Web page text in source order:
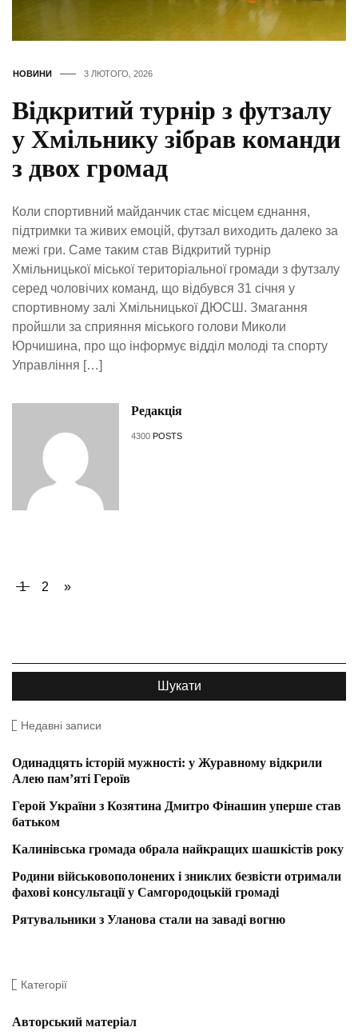
НОВИНИ 3 ЛЮТОГО, 2026
Відкритий турнір з футзалу
у Хмільнику зібрав команди
з двох громад
Коли спортивний майданчик стає місцем єднання,
підтримки та живих емоцій, футзал виходить далеко за
межі гри. Саме таким став Відкритий турнір
Хмільницької міської територіальної громади з футзалу
серед чоловічих команд, що відбувся 31 січня у
спортивному залі Хмільницької ДЮСШ. Змагання
пройшли за сприяння міського голови Миколи
Юрчишина, про що інформує відділ молоді та спорту
Управління […]
Редакція
4300 POSTS
1 2 »
Недавні записи
Одинадцять історій мужності: у Журавному відкрили
Алею пам’яті Героїв
Герой України з Козятина Дмитро Фінашин уперше став
батьком
Калинівська громада обрала найкращих шашкістів року
Родини військовополонених і зниклих безвісти отримали
фахові консультації у Самгородоцькій громаді
Рятувальники з Уланова стали на заваді вогню
Категорії
Авторський матеріал